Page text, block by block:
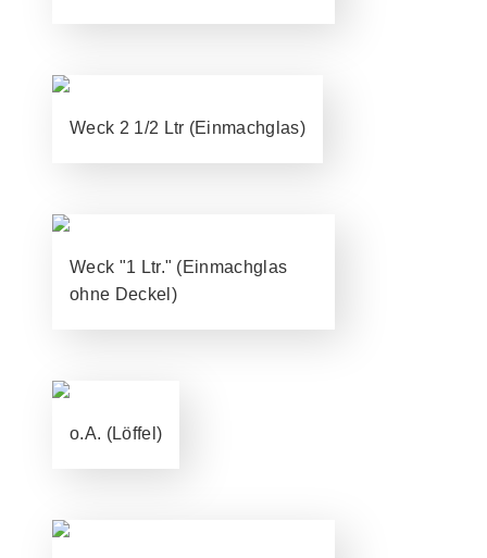
Weck 2 1/2 Ltr (Einmachglas)
Weck "1 Ltr." (Einmachglas
ohne Deckel)
o.A. (Löffel)